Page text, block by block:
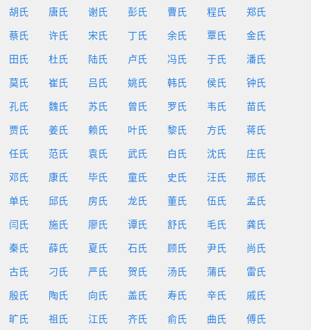
胡氏 唐氏 谢氏 彭氏 曹氏 程氏 郑氏
蔡氏 许氏 宋氏 丁氏 余氏 覃氏 金氏
田氏 杜氏 陆氏 卢氏 冯氏 于氏 潘氏
莫氏 崔氏 吕氏 姚氏 韩氏 侯氏 钟氏
孔氏 魏氏 苏氏 曾氏 罗氏 韦氏 苗氏
贾氏 姜氏 赖氏 叶氏 黎氏 方氏 蒋氏
任氏 范氏 袁氏 武氏 白氏 沈氏 庄氏
邓氏 康氏 毕氏 童氏 史氏 汪氏 邢氏
单氏 邱氏 房氏 龙氏 董氏 伍氏 孟氏
闫氏 施氏 廖氏 谭氏 舒氏 毛氏 龚氏
秦氏 薛氏 夏氏 石氏 顾氏 尹氏 尚氏
古氏 刁氏 严氏 贺氏 汤氏 蒲氏 雷氏
殷氏 陶氏 向氏 盖氏 寿氏 辛氏 戚氏
旷氏 祖氏 江氏 齐氏 俞氏 曲氏 傅氏